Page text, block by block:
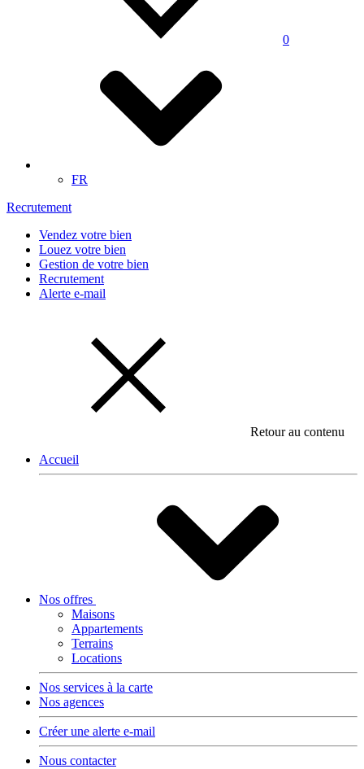
0
FR
Recrutement
Vendez votre bien
Louez votre bien
Gestion de votre bien
Recrutement
Alerte e-mail
Retour au contenu
Accueil
Nos offres
Maisons
Appartements
Terrains
Locations
Nos services à la carte
Nos agences
Créer une alerte e-mail
Nous contacter